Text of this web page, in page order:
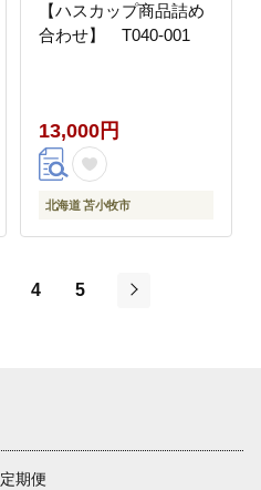
【ハスカップ商品詰め
合わせ】 T040-001
13,000円
北海道 苫小牧市
4
5
定期便